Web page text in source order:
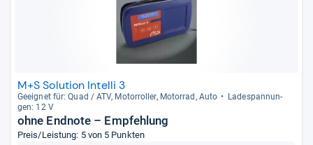
M+S Solution Intelli 3
Geeig­net für: Quad / ATV, Motor­rol­ler, Motor­rad, Auto
Lade­span­nun­
gen: 12 V
ohne Endnote – Empfehlung
Preis/Leistung: 5 von 5 Punkten